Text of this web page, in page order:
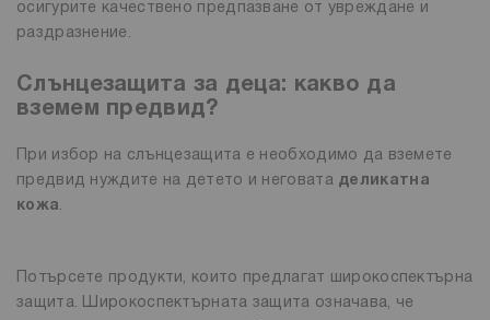
осигурите качествено предпазване от увреждане и
раздразнение.
Слънцезащита за деца: какво да
вземем предвид?
При избор на слънцезащита е необходимо да вземете
предвид нуждите на детето и неговата деликатна
кожа.
Потърсете продукти, които предлагат широкоспектърна
защита. Широкоспектърната защита означава, че